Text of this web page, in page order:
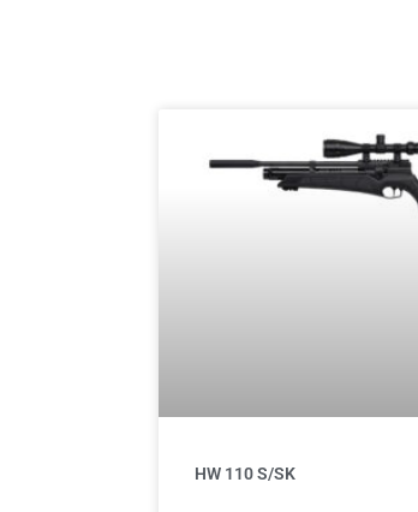
HW 110 S/SK